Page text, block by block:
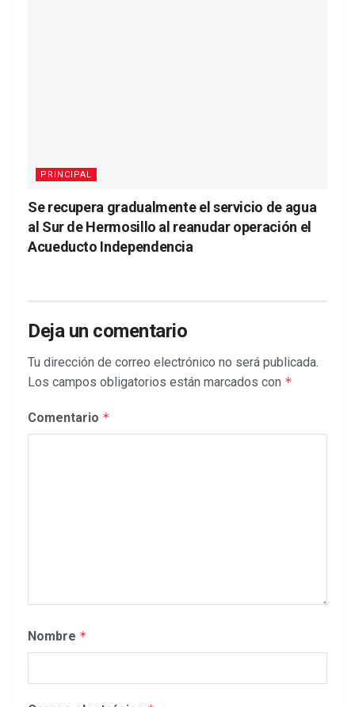
PRINCIPAL
Se recupera gradualmente el servicio de agua
al Sur de Hermosillo al reanudar operación el
Acueducto Independencia
Deja un comentario
Tu dirección de correo electrónico no será publicada.
Los campos obligatorios están marcados con *
Comentario *
Nombre *